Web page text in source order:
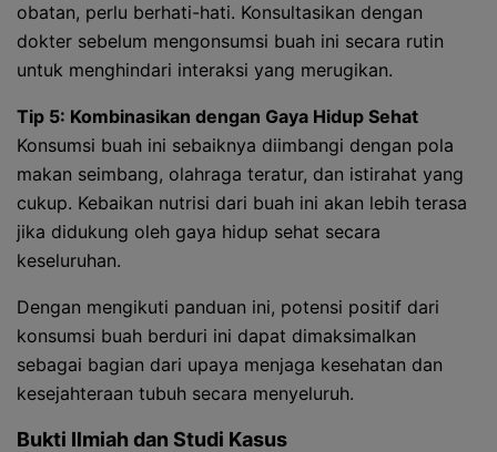
obatan, perlu berhati-hati. Konsultasikan dengan
dokter sebelum mengonsumsi buah ini secara rutin
untuk menghindari interaksi yang merugikan.
Tip 5: Kombinasikan dengan Gaya Hidup Sehat
Konsumsi buah ini sebaiknya diimbangi dengan pola
makan seimbang, olahraga teratur, dan istirahat yang
cukup. Kebaikan nutrisi dari buah ini akan lebih terasa
jika didukung oleh gaya hidup sehat secara
keseluruhan.
Dengan mengikuti panduan ini, potensi positif dari
konsumsi buah berduri ini dapat dimaksimalkan
sebagai bagian dari upaya menjaga kesehatan dan
kesejahteraan tubuh secara menyeluruh.
Bukti Ilmiah dan Studi Kasus